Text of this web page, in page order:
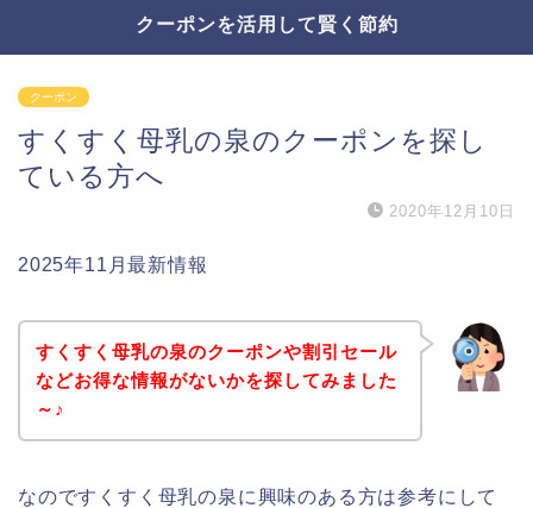
クーポンを活用して賢く節約
クーポン
すくすく母乳の泉のクーポンを探し
ている方へ
2020年12月10日
2025年11月最新情報
すくすく母乳の泉のクーポンや割引セール
などお得な情報がないかを探してみました
～♪
なのですくすく母乳の泉に興味のある方は参考にして